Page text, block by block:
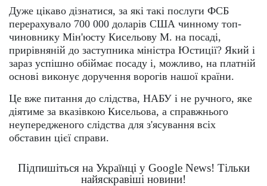
Дуже цікаво дізнатися, за які такі послуги ФСБ
перерахувало 700 000 доларів США чинному топ-
чиновнику Мін'юсту Кисельову М. на посаді,
прирівняній до заступника міністра Юстиції? Який і
зараз успішно обіймає посаду і, можливо, на платній
основі виконує доручення ворогів нашої країни.
Це вже питання до слідства, НАБУ і не ручного, яке
діятиме за вказівкою Кисельова, а справжнього
неупередженого слідства для з'ясування всіх
обставин цієї справи.
Підпишіться на Українці у Google News! Тільки
найяскравіші новини!